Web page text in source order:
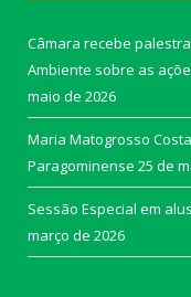
Câmara recebe
Ambiente sobre as
maio de 2026
Maria Matogrosso
Paragominense 25 de
Sessão Especial em
março de 2026